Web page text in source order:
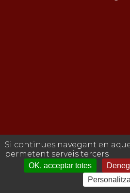
Si continues navegant en
permetent serveis tercers
OK, acceptar totes